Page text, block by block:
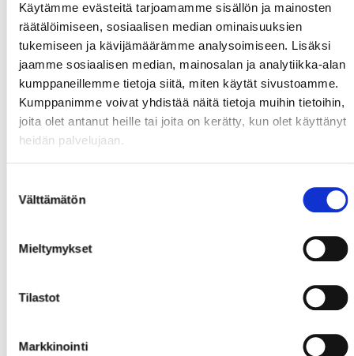
Käytämme evästeitä tarjoamamme sisällön ja mainosten
räätälöimiseen, sosiaalisen median ominaisuuksien
tukemiseen ja kävijämäärämme analysoimiseen. Lisäksi
jaamme sosiaalisen median, mainosalan ja analytiikka-alan
kumppaneillemme tietoja siitä, miten käytät sivustoamme.
Kumppanimme voivat yhdistää näitä tietoja muihin tietoihin,
joita olet antanut heille tai joita on kerätty, kun olet käyttänyt
heidän palvelujaan.
valinta
Välttämätön
Mieltymykset
Tilastot
Markkinointi